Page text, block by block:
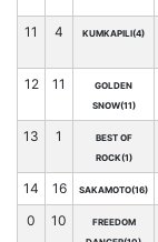
11 4 KUMKAPILI(4)
12 11
GOLDEN
SNOW(11)
13 1
BEST OF
ROCK(1)
14 16 SAKAMOTO(16)
0 10
FREEDOM